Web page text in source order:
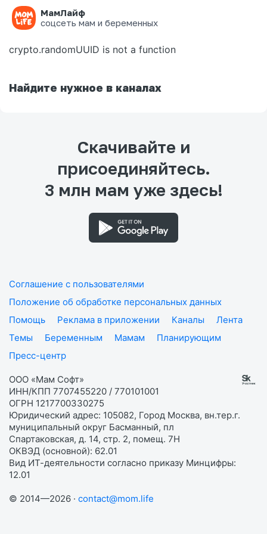
МамЛайф
соцсеть мам и беременных
Ошибка на странице
crypto.randomUUID is not a function
Найдите нужное в каналах
Скачивайте и
присоединяйтесь.
3 млн мам уже здесь!
Соглашение с пользователями
Положение об обработке персональных данных
Помощь
Реклама в приложении Каналы
Лента
Темы
Беременным Мамам
Планирующим
Пресс-центр
ООО «Мам Софт»
ИНН/КПП 7707455220 / 770101001
ОГРН 1217700330275
Юридический адрес: 105082, Город Москва, вн.тер.г.
муниципальный округ Басманный, пл
Спартаковская, д. 14, стр. 2, помещ. 7Н
ОКВЭД (основной): 62.01
Вид ИТ-деятельности согласно приказу Минцифры:
12.01
© 2014—2026 · contact@mom.life